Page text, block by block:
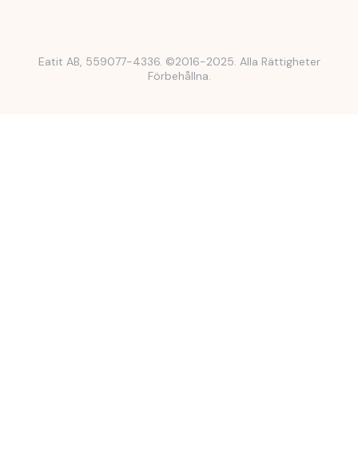
Eatit AB, 559077-4336. ©2016-2025. Alla Rättigheter
Förbehållna.